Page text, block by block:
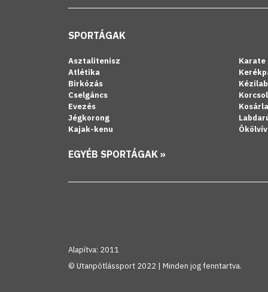
SPORTÁGAK
Asztalitenisz
Atlétika
Birkózás
Cselgáncs
Evezés
Jégkorong
Kajak-kenu
Karate
EGYÉB SPORTÁGAK »
Alapítva: 2011
© Utanpótlássport 2022 | Minden jog fenntartva.